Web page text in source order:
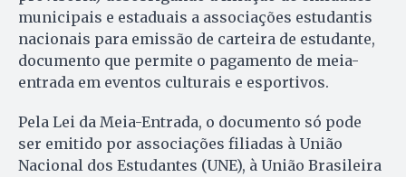
municipais e estaduais a associações estudantis
nacionais para emissão de carteira de estudante,
documento que permite o pagamento de meia-
entrada em eventos culturais e esportivos.
Pela Lei da Meia-Entrada, o documento só pode
ser emitido por associações filiadas à União
Nacional dos Estudantes (UNE), à União Brasileira